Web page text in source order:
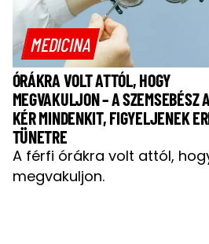
MEDICINA
ÓRÁKRA VOLT ATTÓL, HOGY
MEGVAKULJON – A SZEMSEBÉSZ
KÉR MINDENKIT, FIGYELJENEK
TÜNETRE
A férfi órákra volt attól,
megvakuljon.